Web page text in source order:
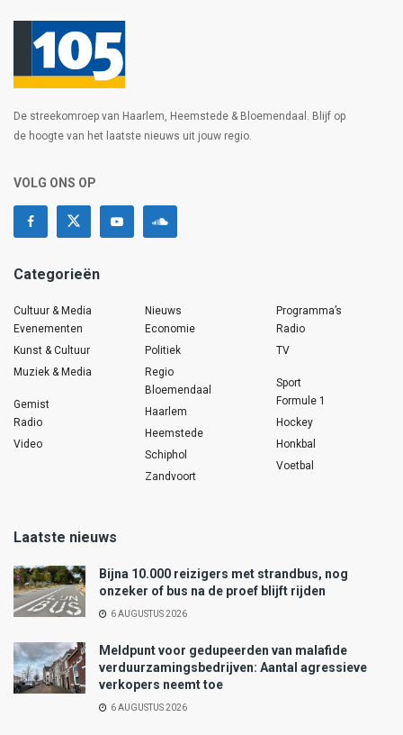
De streekomroep van Haarlem, Heemstede & Bloemendaal. Blijf op
de hoogte van het laatste nieuws uit jouw regio.
VOLG ONS OP
Categorieën
Cultuur & Media
Evenementen
Kunst & Cultuur
Muziek & Media
Gemist
Radio
Video
Nieuws
Economie
Politiek
Regio
Bloemendaal
Haarlem
Heemstede
Schiphol
Zandvoort
Programma’s
Radio
TV
Sport
Formule 1
Hockey
Honkbal
Voetbal
Laatste nieuws
Bijna 10.000 reizigers met strandbus, nog
onzeker of bus na de proef blijft rijden
6 AUGUSTUS 2026
Meldpunt voor gedupeerden van malafide
verduurzamingsbedrijven: Aantal agressieve
verkopers neemt toe
6 AUGUSTUS 2026